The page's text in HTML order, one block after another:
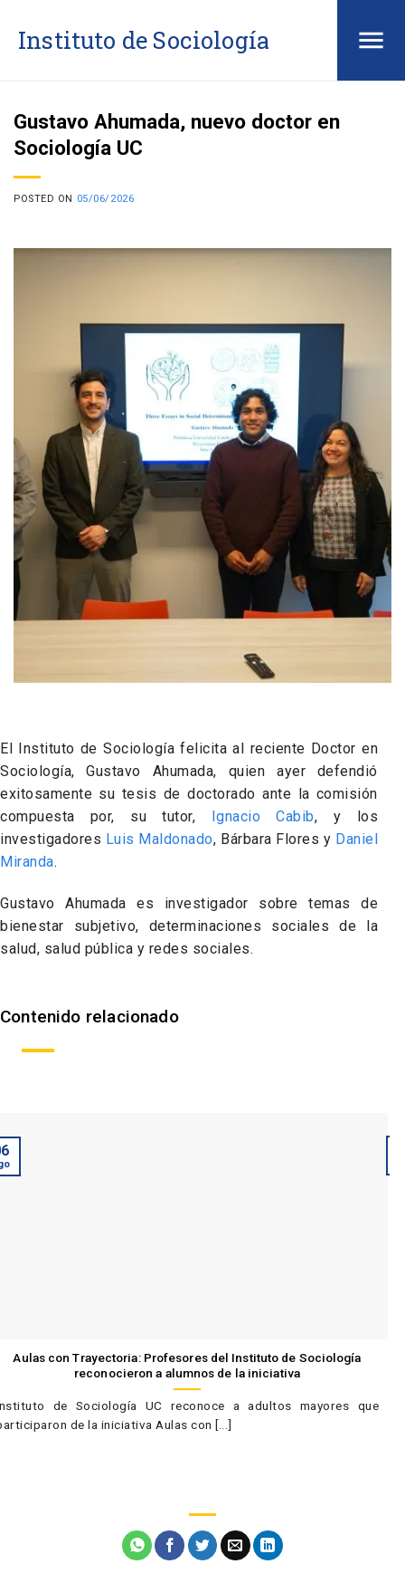
Instituto de Sociología
Gustavo Ahumada, nuevo doctor en
Sociología UC
POSTED ON 05/06/2026
El Instituto de Sociología felicita al reciente Doctor en
Sociología, Gustavo Ahumada, quien ayer defendió
exitosamente su tesis de doctorado ante la comisión
compuesta por, su tutor, Ignacio Cabib, y los
investigadores Luis Maldonado, Bárbara Flores y Daniel
Miranda.
Gustavo Ahumada es investigador sobre temas de
bienestar subjetivo, determinaciones sociales de la
salud, salud pública y redes sociales.
Contenido relacionado
Aulas con Trayectoria: Profesores del Instituto de Sociología
reconocieron a alumnos de la iniciativa
de Sociología UC reconoce a adultos mayores que
de la iniciativa Aulas con [...]